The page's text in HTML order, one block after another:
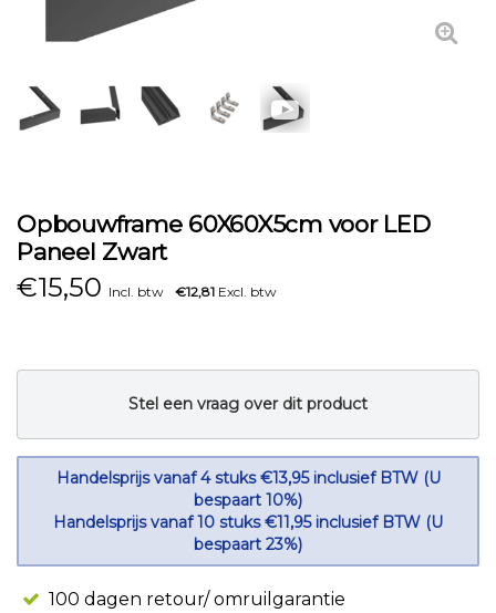
Opbouwframe 60X60X5cm voor LED
Paneel Zwart
€15,50 Incl. btw €12,81 Excl. btw
Stel een vraag over dit product
Handelsprijs vanaf 4 stuks €13,95 inclusief BTW (U
bespaart 10%)
Handelsprijs vanaf 10 stuks €11,95 inclusief BTW (U
bespaart 23%)
100 dagen retour/ omruilgarantie